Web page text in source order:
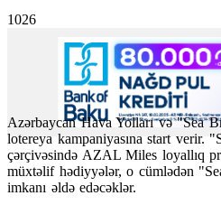
1026
Azərbaycan Hava Yolları və "Sea
lotereya kampaniyasına start verir.
çərçivəsində AZAL Miles loyallıq
müxtəlif hədiyyələr, o cümlədən
imkanı əldə edəcəklər.